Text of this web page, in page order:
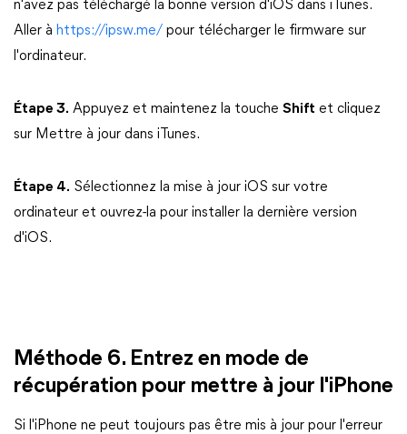
n'avez pas téléchargé la bonne version d'iOS dans iTunes.
Aller à https://ipsw.me/ pour télécharger le firmware sur
l'ordinateur.
Étape 3. Appuyez et maintenez la touche Shift et cliquez
sur Mettre à jour dans iTunes.
Étape 4. Sélectionnez la mise à jour iOS sur votre
ordinateur et ouvrez-la pour installer la dernière version
d'iOS.
Méthode 6. Entrez en mode de
récupération pour mettre à jour l'iPhone
Si l'iPhone ne peut toujours pas être mis à jour pour l'erreur